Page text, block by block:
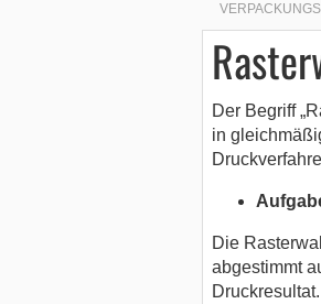
Der Begriff
in
Die
abgestimmt